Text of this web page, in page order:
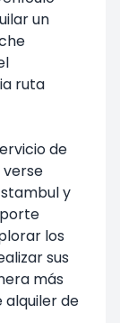
un
ruta
de
verse
y
los
sus
más
alquiler de